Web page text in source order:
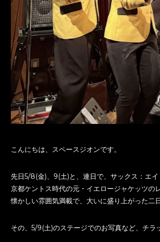
こんにちは、スペースジオンです。
先日5/8(金)、9(土)と、連日で、サックス：エ
京都ケントス時代の元・イエロージャケッツの
懐かしい雰囲気満載で、大いに盛り上がった二
その、5/9(土)のステージでのお写真など、チラ